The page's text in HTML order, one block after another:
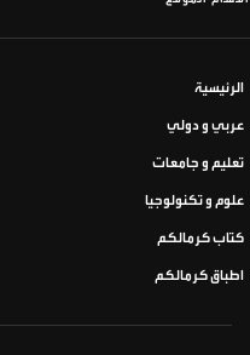
الرئيسية
عربي و دولي
تعليم و جامعات
علوم و تكنولوجيا
كتاب كرمالكم
اطباق كرمالكم